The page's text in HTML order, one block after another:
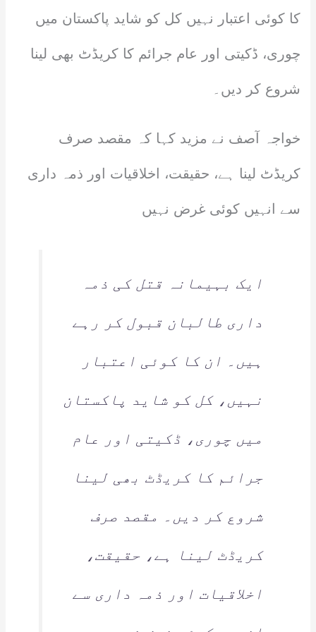
کا کوئی اعتبار نہیں کل کو شاید پاکستان میں
چوری، ڈکیتی اور عام جرائم کا کریڈٹ بھی لینا
شروع کر دیں۔
خواجہ آصف نے مزید کہا کہ مقصد صرف
کریڈٹ لینا ہے، حقیقت، اخلاقیات اور ذمہ داری
سے انہیں کوئی غرض نہیں
ایک بہیمانہ قتل کی ذمہ
داری طالبان قبول کر رہے
ہیں۔ ان کا کوئی اعتبار
نہیں، کل کو شاید پاکستان
میں چوری، ڈکیتی اور عام
جرائم کا کریڈٹ بھی لینا
شروع کر دیں۔ مقصد صرف
کریڈٹ لینا ہے، حقیقت،
اخلاقیات اور ذمہ داری سے